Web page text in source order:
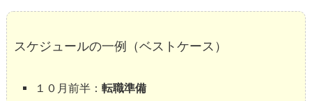
スケジュールの一例（ベストケース）
１０月前半： 転職準備